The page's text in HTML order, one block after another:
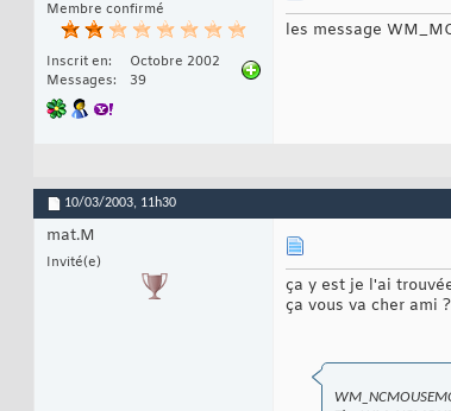
Membre confirmé
Inscrit en
Octobre 2002
Messages
39
les message
10/03/2003, 11h30
mat.M
Invité(e)
ça y est je l'ai
ça vous va cher ami